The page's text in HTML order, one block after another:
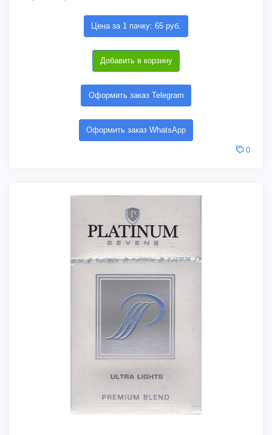
Цена за 1 пачку: 65 руб.
Добавить в корзину
Оформить заказ Telegram
Оформить заказ WhatsApp
0